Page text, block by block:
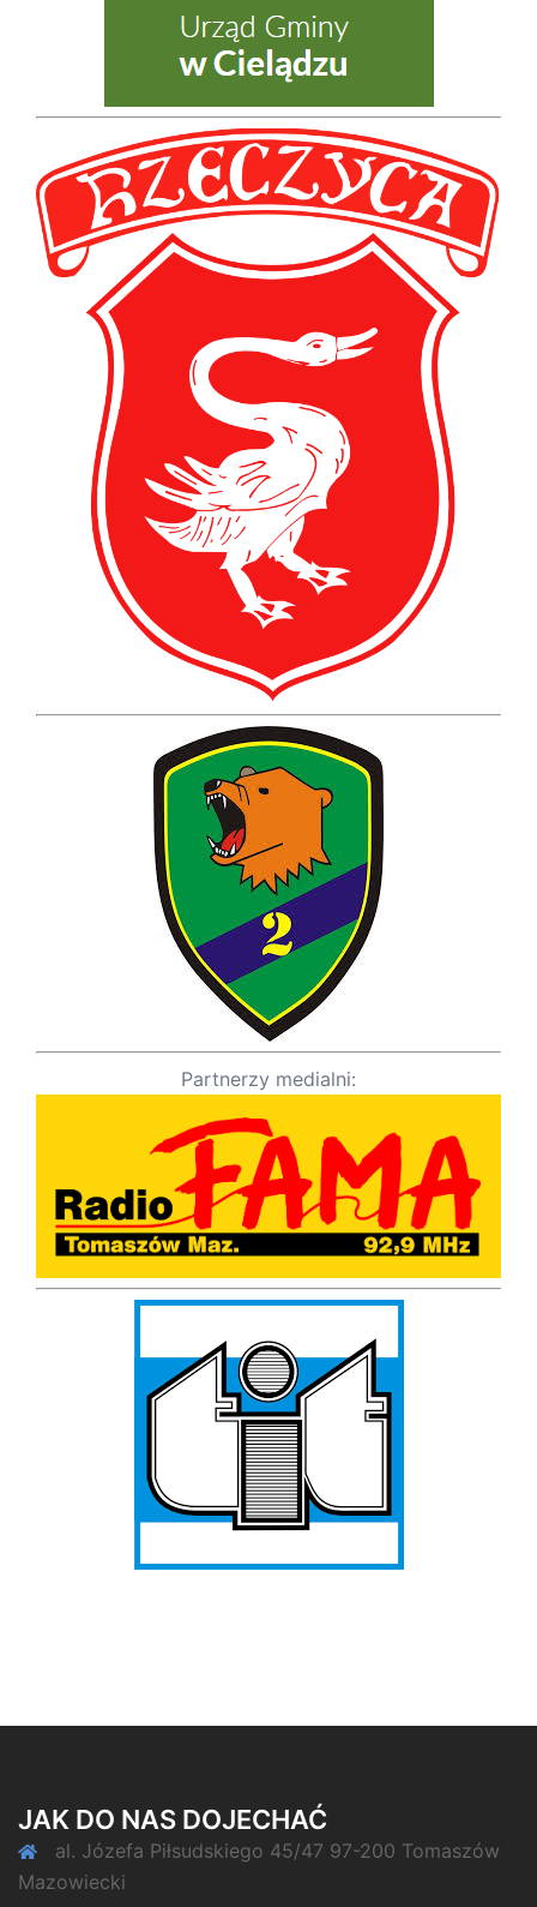
Partnerzy medialni:
JAK DO NAS DOJECHAĆ
al. Józefa Piłsudskiego 45/47 97-200 Tomaszów
Mazowiecki